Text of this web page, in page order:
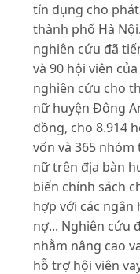
tín dụng cho
thành phố Hà
nghiên cứu đã
và 90 hội viên
nghiên cứu cho
nữ huyện Đông
đồng, cho 8.914
vốn và 365
nữ trên địa bàn
biến chính sách
hợp với các
nợ... Nghiên cứu
nhằm nâng cao
hỗ trợ hội viên